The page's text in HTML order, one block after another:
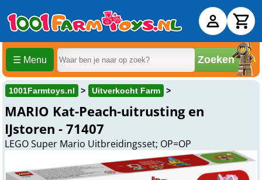
☰ Menu Zoeken
1001Farmtoys.nl Uitverkocht Farm
MARIO Kat-Peach-uitrusting en
IJstoren - 71407
LEGO Super Mario Uitbreidingsset; OP=OP